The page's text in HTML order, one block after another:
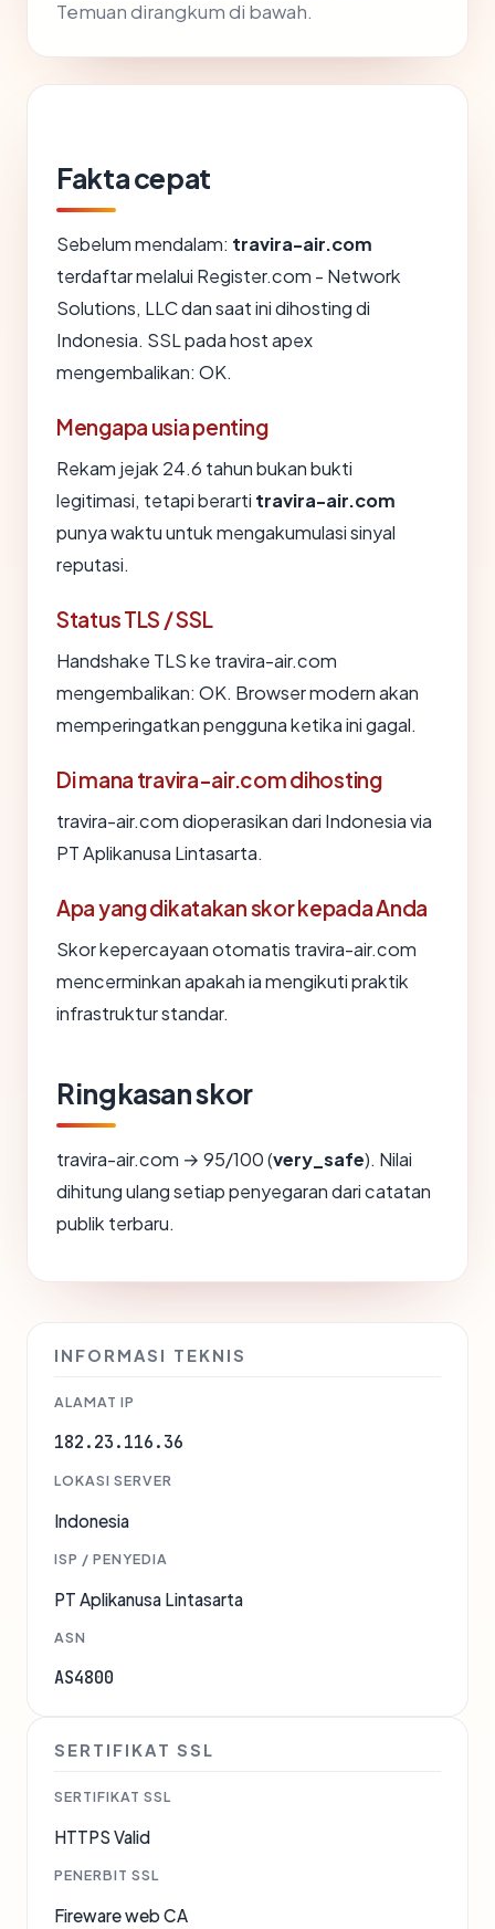
Temuan dirangkum di bawah.
Fakta cepat
Sebelum mendalam: travira-air.com
terdaftar melalui Register.com - Network
Solutions, LLC dan saat ini dihosting di
Indonesia. SSL pada host apex
mengembalikan: OK.
Mengapa usia penting
Rekam jejak 24.6 tahun bukan bukti
legitimasi, tetapi berarti travira-air.com
punya waktu untuk mengakumulasi sinyal
reputasi.
Status TLS / SSL
Handshake TLS ke travira-air.com
mengembalikan: OK. Browser modern akan
memperingatkan pengguna ketika ini gagal.
Di mana travira-air.com dihosting
travira-air.com dioperasikan dari Indonesia via
PT Aplikanusa Lintasarta.
Apa yang dikatakan skor kepada Anda
Skor kepercayaan otomatis travira-air.com
mencerminkan apakah ia mengikuti praktik
infrastruktur standar.
Ringkasan skor
travira-air.com → 95/100 (very_safe). Nilai
dihitung ulang setiap penyegaran dari catatan
publik terbaru.
INFORMASI TEKNIS
ALAMAT IP
182.23.116.36
LOKASI SERVER
Indonesia
ISP / PENYEDIA
PT Aplikanusa Lintasarta
ASN
AS4800
SERTIFIKAT SSL
SERTIFIKAT SSL
HTTPS Valid
PENERBIT SSL
Fireware web CA